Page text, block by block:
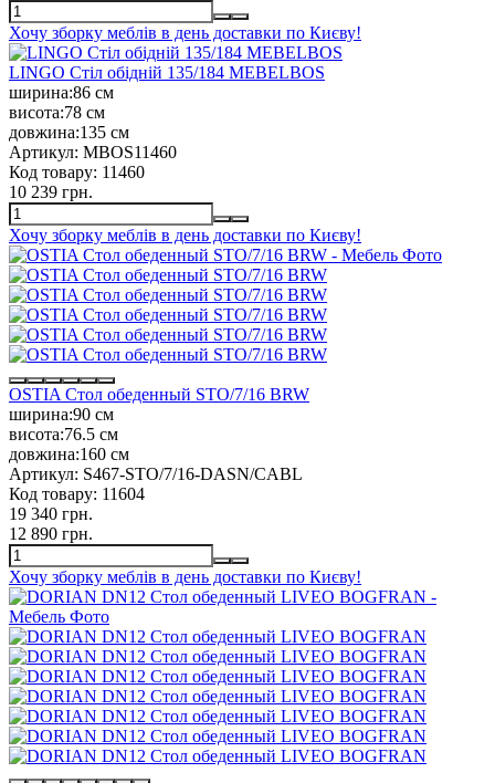
Хочу зборку меблів в день доставки по Києву!
LINGO Стіл обідній 135/184 MEBELBOS
ширина:86 см
висота:78 см
довжина:135 см
Артикул: MBOS11460
Код товару: 11460
10 239 грн.
Хочу зборку меблів в день доставки по Києву!
OSTIA Стол обеденный STO/7/16 BRW
ширина:90 см
висота:76.5 см
довжина:160 см
Артикул: S467-STO/7/16-DASN/CABL
Код товару: 11604
19 340 грн.
12 890 грн.
Хочу зборку меблів в день доставки по Києву!